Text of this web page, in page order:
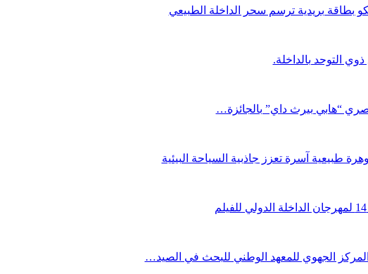
بطاقة بريدية ترسم سحر الداخلة الطبيعي
التوحد بالداخلة.
“هابي بيرث داي” بالجائزة…
طبيعية آسرة تعزز جاذبية السياحة البيئية
المركز الجهوي للمعهد الوطني للبحث في الصيد…